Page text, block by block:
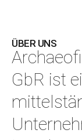
ÜBER UNS
GbR ist